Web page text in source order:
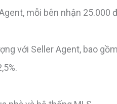
mỗi bên nhận 25.000
với Seller Agent, bao